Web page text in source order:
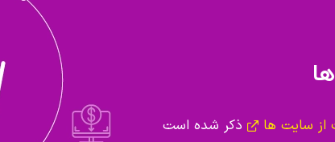
از سایت ها ذکر شده است